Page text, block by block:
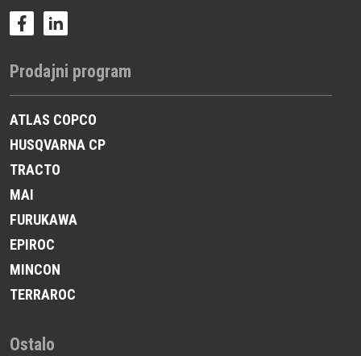
Prodajni program
ATLAS COPCO
HUSQVARNA CP
TRACTO
MAI
FURUKAWA
EPIROC
MINCON
TERRAROC
Ostalo